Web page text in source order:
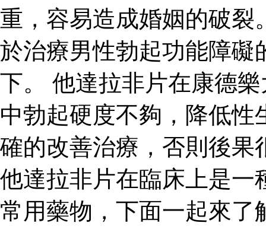
重，容易造成婚姻的破裂
於治療男性勃起功能障礙
下。 他達拉非片在康德
中勃起硬度不夠，降低
確的改善治療，否則後果
他達拉非片在臨床上是一
常用藥物，下面一起來